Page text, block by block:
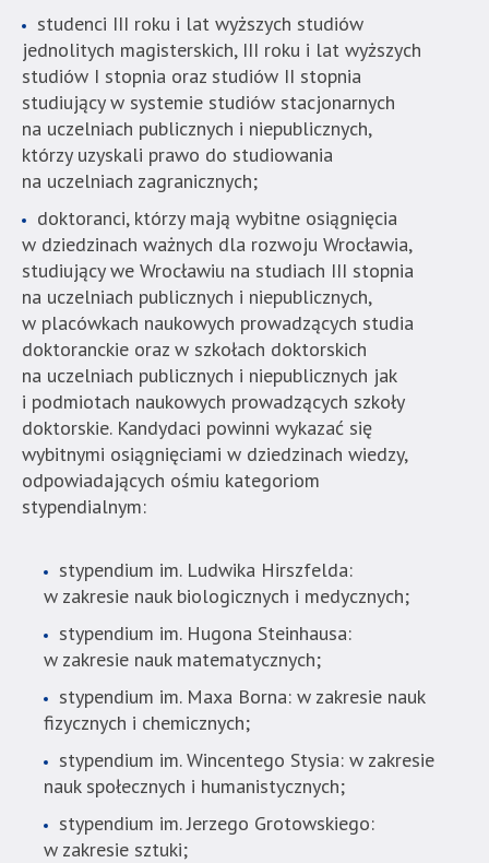
znajduje
bezpośrednio
pod
wiadomością.
Strona
nie
została
wyposażona
dedykowane
skróty
klawiaturowe,
zatem
nawigacja
obsługiwana
jest
studenci III roku i lat wyższych studiów
jednolitych magisterskich, III roku i lat wyższych
studiów I stopnia oraz studiów II stopnia
studiujący w systemie studiów stacjonarnych
na uczelniach publicznych i niepublicznych,
którzy uzyskali prawo do studiowania
na uczelniach zagranicznych;
doktoranci, którzy mają wybitne osiągnięcia
w dziedzinach ważnych dla rozwoju Wrocławia,
studiujący we Wrocławiu na studiach III stopnia
na uczelniach publicznych i niepublicznych,
w placówkach naukowych prowadzących studia
doktoranckie oraz w szkołach doktorskich
na uczelniach publicznych i niepublicznych jak
i podmiotach naukowych prowadzących szkoły
doktorskie. Kandydaci powinni wykazać się
wybitnymi osiągnięciami w dziedzinach wiedzy,
odpowiadających ośmiu kategoriom
stypendialnym:
stypendium im. Ludwika Hirszfelda:
w zakresie nauk biologicznych i medycznych;
stypendium im. Hugona Steinhausa:
w zakresie nauk matematycznych;
stypendium im. Maxa Borna: w zakresie nauk
fizycznych i chemicznych;
stypendium im. Wincentego Stysia: w zakresie
nauk społecznych i humanistycznych;
stypendium im. Jerzego Grotowskiego:
w zakresie sztuki;